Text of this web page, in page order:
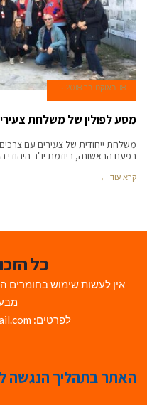
18 באוקטובר 2018
מסע לפולין של משלחת
משלחת ייחודית של צעירים עם
בפעם הראשונה, ביוזמת יו"ר היהודי
קרא עוד ←
כל
אין לעשות שימוש
לפרטים: Avihai.ZoomAt@gmail.com
האתר בתהליך הנגשה